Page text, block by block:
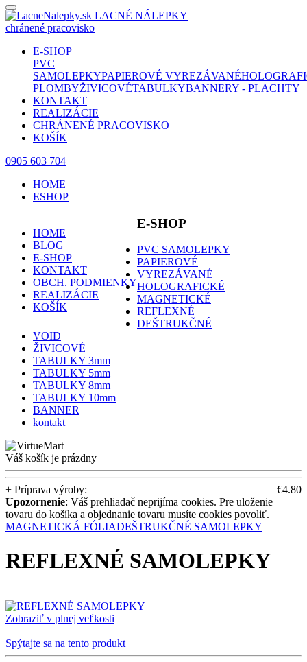
LACNÉ NÁLEPKY
chránené pracovisko
E-SHOP
PVC
SAMOLEPKYPAPIEROVÉ VYREZÁVANÉ
PLOMBYŽIVICOVÉTABULKYBANNERY - PLACHTY
KONTAKT
REALIZÁCIE
CHRÁNENÉ PRACOVISKO
KOŠÍK
0905 603 704
HOME
ESHOP
HOME
BLOG
E-SHOP
KONTAKT
OBCH. PODMIENKY
REALIZÁCIE
KOŠÍK
E-SHOP
PVC SAMOLEPKY
PAPIEROVÉ
VYREZÁVANÉ
HOLOGRAFICKÉ
MAGNETICKÉ
REFLEXNÉ
DEŠTRUKČNÉ
VOID
ŽIVICOVÉ
TABULKY 3mm
TABULKY 5mm
TABULKY 8mm
TABULKY 10mm
BANNER
kontakt
Váš košík je prázdny
+ Príprava výroby:
€4.80
Upozornenie: Váš prehliadač neprijíma cookies. Pre uloženie
tovaru do košíka a objednanie tovaru musíte cookies povoliť.
MAGNETICKÁ FÓLIADEŠTRUKČNÉ SAMOLEPKY
REFLEXNÉ SAMOLEPKY
Zobraziť v plnej veľkosti
Spýtajte sa na tento produkt